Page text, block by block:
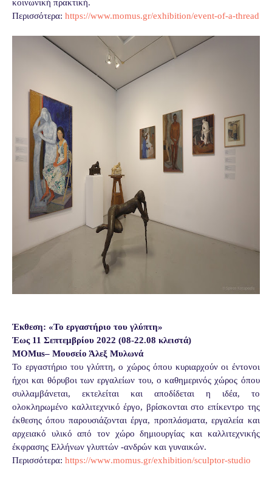
κοινωνική πρακτική.
Περισσότερα: https://www.momus.gr/exhibition/event-of-a-thread
Έκθεση: «Το εργαστήριο του γλύπτη»
Έως 11 Σεπτεμβρίου 2022 (08-22.08 κλειστά)
MOMus– Μουσείο Άλεξ Μυλωνά
Το εργαστήριο του γλύπτη, ο χώρος όπου κυριαρχούν οι έντονοι
ήχοι και θόρυβοι των εργαλείων του, ο καθημερινός χώρος όπου
συλλαμβάνεται, εκτελείται και αποδίδεται η ιδέα, το
ολοκληρωμένο καλλιτεχνικό έργο, βρίσκονται στο επίκεντρο της
έκθεσης όπου παρουσιάζονται έργα, προπλάσματα, εργαλεία και
αρχειακό υλικό από τον χώρο δημιουργίας και καλλιτεχνικής
έκφρασης Ελλήνων γλυπτών -ανδρών και γυναικών.
Περισσότερα: https://www.momus.gr/exhibition/sculptor-studio